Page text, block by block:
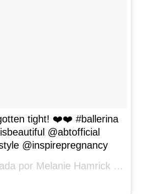
tight! ❤️❤️ #ballerina
@abtofficial
@inspirepregnancy
Una foto publicada por Melanie Hamrick (@melhamrick) el